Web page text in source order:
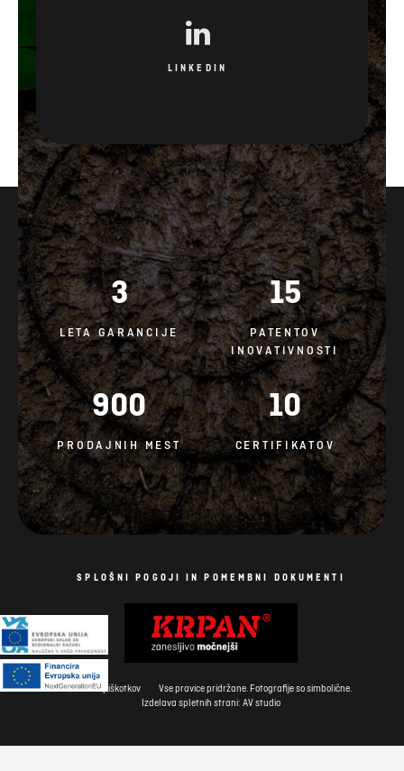
LINKEDIN
3
LETA GARANCIJE
15
PATENTOV
INOVATIVNOSTI
900
PRODAJNIH MEST
10
CERTIFIKATOV
SPLOŠNI POGOJI IN POMEMBNI DOKUMENTI
Politika piškotkov
Vse pravice pridržane. Fotografije so simbolične.
Izdelava spletnih strani: AV studio